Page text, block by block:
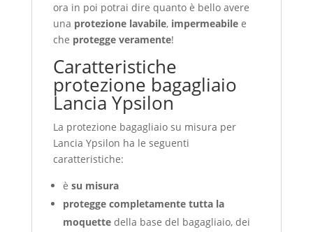
ora in poi potrai dire quanto è bello avere
una protezione lavabile, impermeabilee
che protegge veramente!
Caratteristiche
protezione bagagliaio
Lancia Ypsilon
La protezione bagagliaio su misura per
Lancia Ypsilon ha le seguenti
caratteristiche:
è su misura
protegge completamente tutta la
moquettedella base del bagagliaio, dei